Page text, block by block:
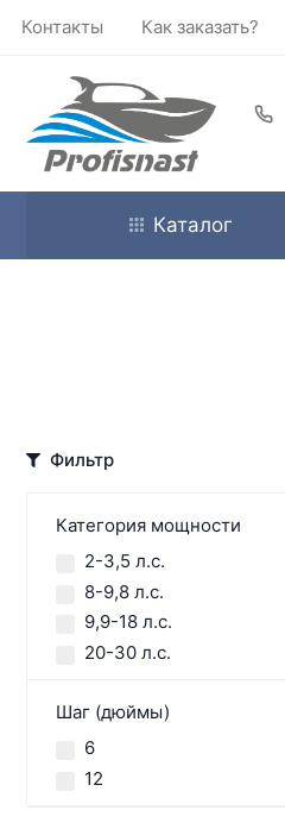
Контакты Как заказать?
Каталог
Фильтр
Категория мощности
2-3,5 л.с.
8-9,8 л.с.
9,9-18 л.с.
20-30 л.с.
Шаг (дюймы)
6
12